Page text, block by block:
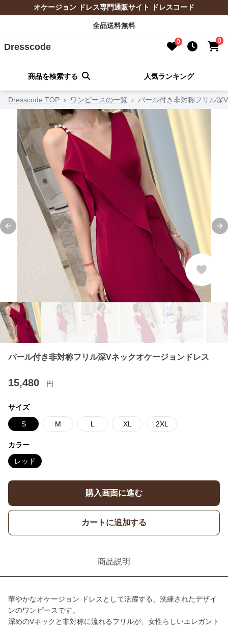
オケージョン ドレス専門通販サイト ドレスコード
全品送料無料
Dresscode 0 0
商品を検索する 人気ランキング
Dresscode TOP › ワンピースの一覧 › パール付き非対称フリル深
Previous slide
パール付き非対称フリル深Vネックオケージョンドレス
15,480 円
サイズ
S M L XL 2XL
カラー
レッド
購入画面に進む
カートに追加する
商品説明
華やかなオケージョン ドレスとして活躍する、洗練されたデザイ
ンのワンピースです。
深めのVネックと非対称に流れるフリルが、女性らしいエレガント